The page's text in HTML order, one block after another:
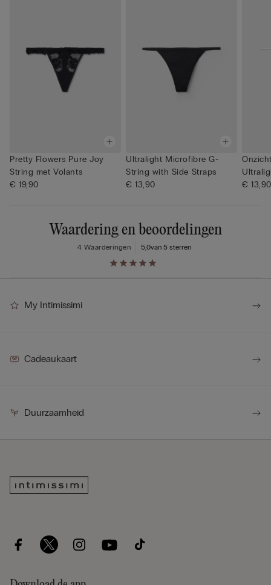
Pretty Flowers Pure Joy
String met Volants
€ 19,90
Ultralight Microfibre G-
String with Side Straps
€ 13,90
€ 13,90
Waardering en beoordelingen
5,0van 5 sterren
4 Waarderingen
My Intimissimi
Cadeaukaart
Duurzaamheid